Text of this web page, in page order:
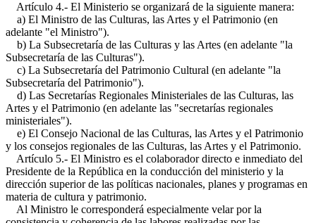
Artículo 4.- El Ministerio se organizará de la siguiente manera:
a) El Ministro de las Culturas, las Artes y el Patrimonio (en
adelante "el Ministro").
b) La Subsecretaría de las Culturas y las Artes (en adelante "la
Subsecretaría de las Culturas").
c) La Subsecretaría del Patrimonio Cultural (en adelante "la
Subsecretaría del Patrimonio").
d) Las Secretarías Regionales Ministeriales de las Culturas, las
Artes y el Patrimonio (en adelante las "secretarías regionales
ministeriales").
e) El Consejo Nacional de las Culturas, las Artes y el Patrimonio
y los consejos regionales de las Culturas, las Artes y el Patrimonio.
Artículo 5.- El Ministro es el colaborador directo e inmediato del
Presidente de la República en la conducción del ministerio y la
dirección superior de las políticas nacionales, planes y programas en
materia de cultura y patrimonio.
Al Ministro le corresponderá especialmente velar por la